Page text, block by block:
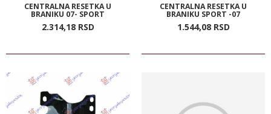
CENTRALNA RESETKA U
BRANIKU 07- SPORT
2.314,18 RSD
CENTRALNA RESETKA U
BRANIKU SPORT -07
1.544,08 RSD